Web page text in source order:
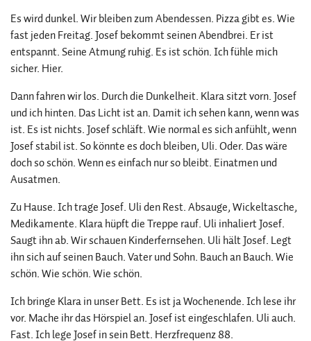
Es wird dunkel. Wir bleiben zum Abendessen. Pizza gibt es. Wie
fast jeden Freitag. Josef bekommt seinen Abendbrei. Er ist
entspannt. Seine Atmung ruhig. Es ist schön. Ich fühle mich
sicher. Hier.
Dann fahren wir los. Durch die Dunkelheit. Klara sitzt vorn. Josef
und ich hinten. Das Licht ist an. Damit ich sehen kann, wenn was
ist. Es ist nichts. Josef schläft. Wie normal es sich anfühlt, wenn
Josef stabil ist. So könnte es doch bleiben, Uli. Oder. Das wäre
doch so schön. Wenn es einfach nur so bleibt. Einatmen und
Ausatmen.
Zu Hause. Ich trage Josef. Uli den Rest. Absauge, Wickeltasche,
Medikamente. Klara hüpft die Treppe rauf. Uli inhaliert Josef.
Saugt ihn ab. Wir schauen Kinderfernsehen. Uli hält Josef. Legt
ihn sich auf seinen Bauch. Vater und Sohn. Bauch an Bauch. Wie
schön. Wie schön. Wie schön.
Ich bringe Klara in unser Bett. Es ist ja Wochenende. Ich lese ihr
vor. Mache ihr das Hörspiel an. Josef ist eingeschlafen. Uli auch.
Fast. Ich lege Josef in sein Bett. Herzfrequenz 88.